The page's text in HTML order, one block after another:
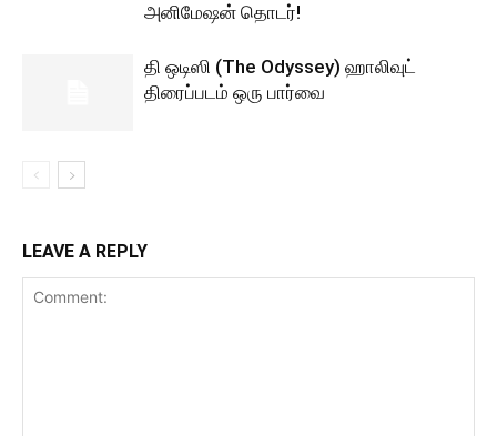
அனிமேஷன் தொடர்!
தி ஒடிஸி (The Odyssey) ஹாலிவுட்
திரைப்படம் ஒரு பார்வை
LEAVE A REPLY